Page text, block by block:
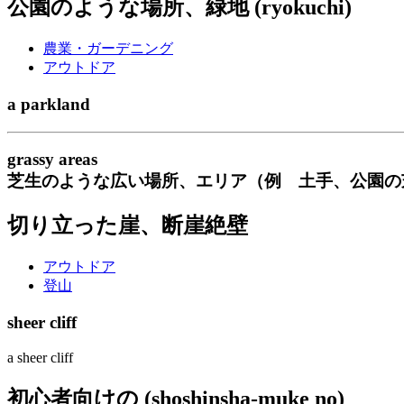
公園のような場所、緑地 (ryokuchi)
農業・ガーデニング
アウトドア
a parkland
grassy areas
芝生のような広い場所、エリア（例 土手、公園
切り立った崖、断崖絶壁
アウトドア
登山
sheer cliff
a sheer cliff
初心者向けの (shoshinsha-muke no)